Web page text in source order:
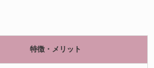
特徴・メリット